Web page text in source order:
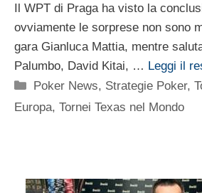
Il WPT di Praga ha visto la
ovviamente le sorprese non sono
gara Gianluca Mattia, mentre
Palumbo, David Kitai, … Leggi il
Categorie
Poker News, Strategie Poker,
Europa, Tornei Texas nel Mondo